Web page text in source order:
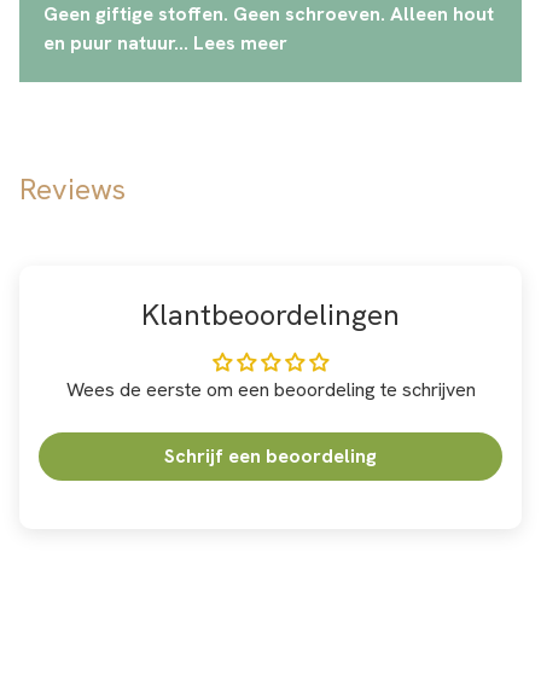
Geen giftige stoffen. Geen schroeven. Alleen hout
en puur natuur... Lees meer
Reviews
Klantbeoordelingen
Wees de eerste om een beoordeling te schrijven
Schrijf een beoordeling